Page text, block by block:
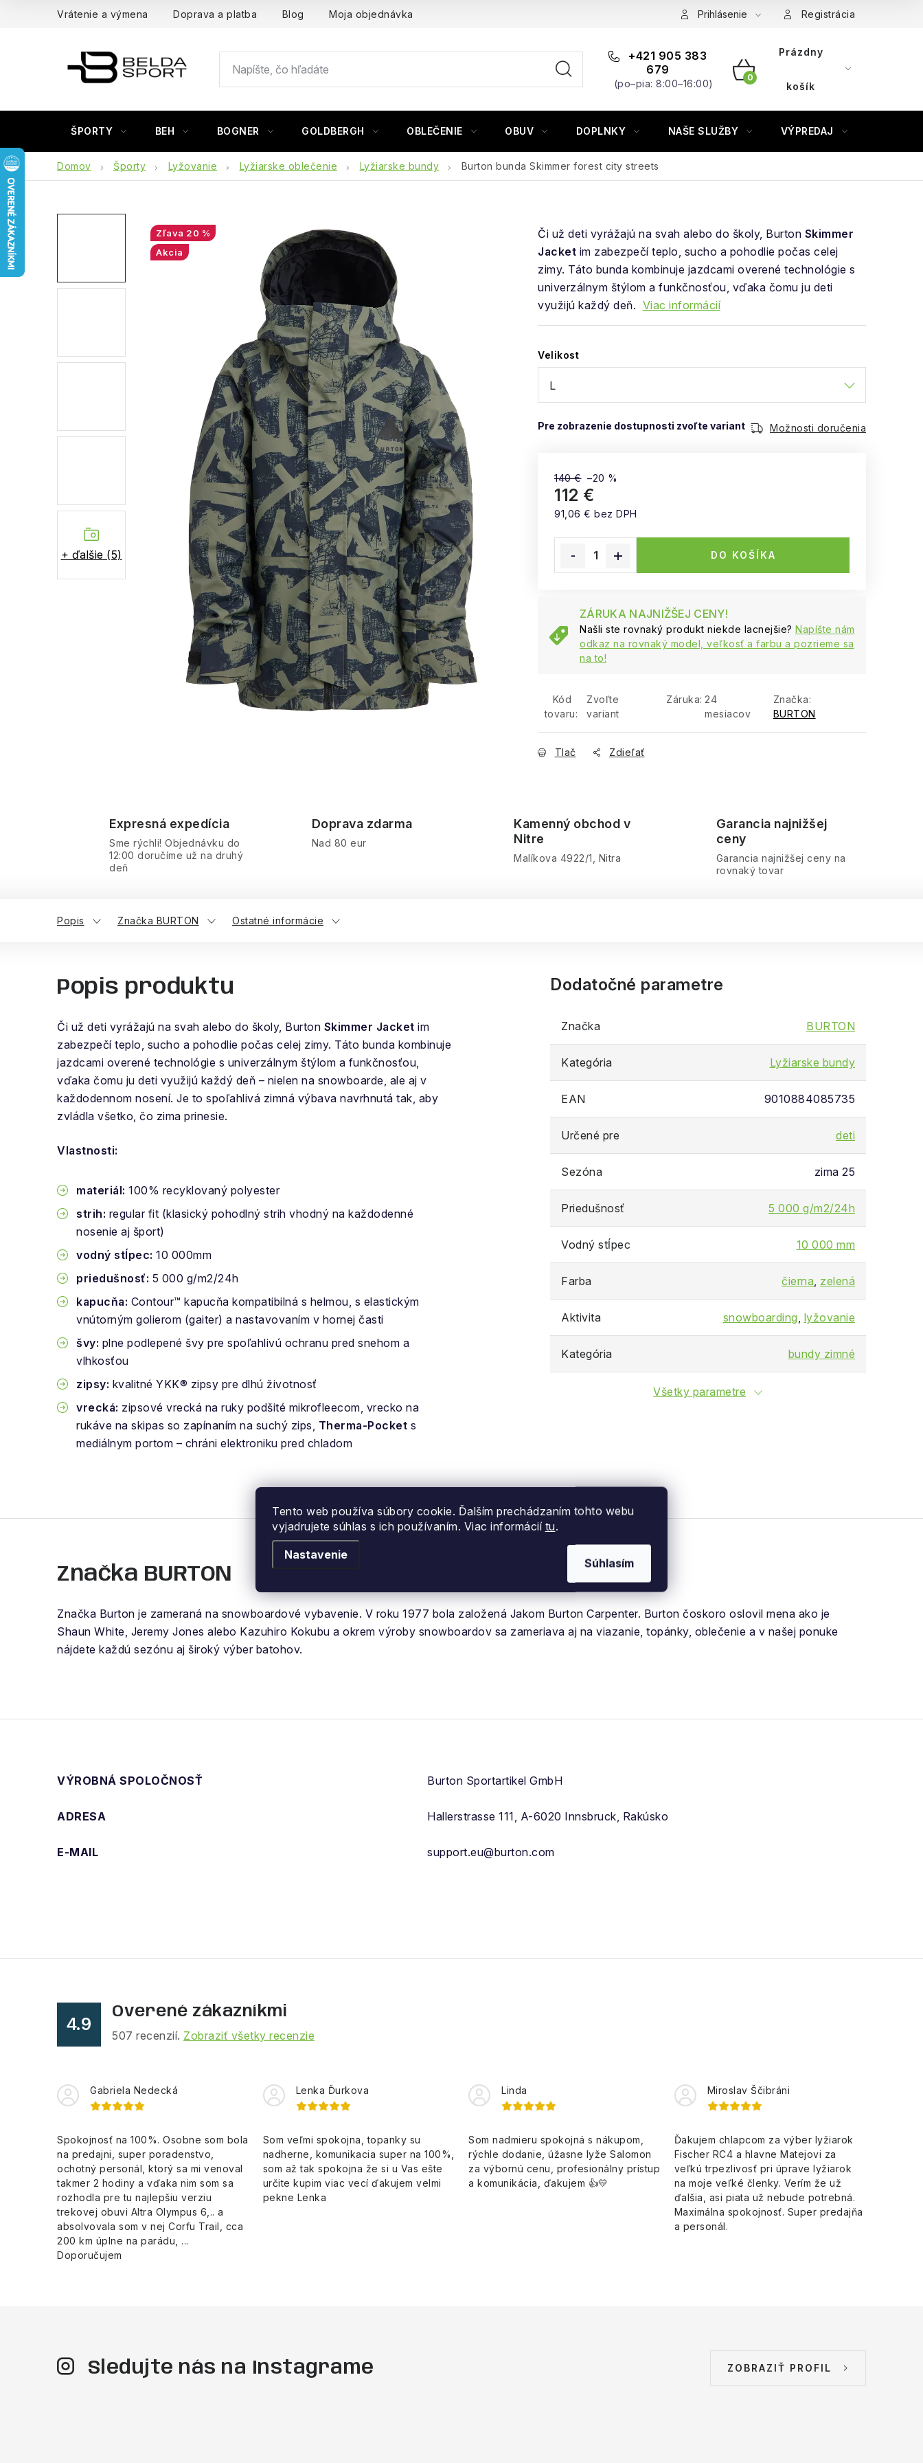
Tento web používa súbory cookie. Ďalším prechádzaním tohto webu
vyjadrujete súhlas s ich používaním. Viac informácií tu.
Nastavenie
Súhlasím
Vrátenie a výmena Doprava a platba Blog Moja objednávka Prihlásenie Registrácia
+421 905 383
679
(po–pia: 8:00–16:00) NÁKUPNÝ
Prázdny
košík
ŠPORTY BEH BOGNER GOLDBERGH OBLEČENIE OBUV DOPLNKY NAŠE SLUŽBY VÝPREDAJ
Domov Športy Lyžovanie Lyžiarske oblečenie Lyžiarske bundy Burton bunda Skimmer forest city streets
+ ďalšie (5)
Či už deti vyrážajú na svah alebo do školy, Burton Skimmer
Jacket im zabezpečí teplo, sucho a pohodlie počas celej
zimy. Táto bunda kombinuje jazdcami overené technológie s
univerzálnym štýlom a funkčnosťou, vďaka čomu ju deti
využijú každý deň. Viac informácií
Velikost
Možnosti doručenia
140 € –20 %
112 €
91,06 € bez DPH
DO KOŠÍKA
ZÁRUKA NAJNIŽŠEJ CENY!
Našli ste rovnaký produkt niekde lacnejšie? Napíšte nám
odkaz na rovnaký model, veľkosť a farbu a pozrieme sa
na to!
Kód
tovaru:
Zvoľte
variant
Záruka: 24
mesiacov
Značka:
BURTON
Tlač Zdieľať
20 %
Akcia
Expresná expedícia
Sme rýchli! Objednávku do
12:00 doručíme už na druhý
deň
Doprava zdarma
Nad 80 eur
Kamenný obchod v
Nitre
Malíkova 4922/1, Nitra
Garancia najnižšej
ceny
Garancia najnižšej ceny na
rovnaký tovar
Popis Značka BURTON Ostatné informácie
Popis produktu
Či už deti vyrážajú na svah alebo do školy, Burton Skimmer Jacket im
zabezpečí teplo, sucho a pohodlie počas celej zimy. Táto bunda kombinuje
jazdcami overené technológie s univerzálnym štýlom a funkčnosťou,
vďaka čomu ju deti využijú každý deň – nielen na snowboarde, ale aj v
každodennom nosení. Je to spoľahlivá zimná výbava navrhnutá tak, aby
zvládla všetko, čo zima prinesie.
Vlastnosti:
materiál: 100% recyklovaný polyester
strih: regular fit (klasický pohodlný strih vhodný na každodenné
nosenie aj šport)
vodný stĺpec: 10 000mm
priedušnosť: 5 000 g/m2/24h
kapucňa: Contour™ kapucňa kompatibilná s helmou, s elastickým
vnútorným golierom (gaiter) a nastavovaním v hornej časti
švy: plne podlepené švy pre spoľahlivú ochranu pred snehom a
vlhkosťou
zipsy: kvalitné YKK® zipsy pre dlhú životnosť
vrecká: zipsové vrecká na ruky podšité mikrofleecom, vrecko na
rukáve na skipas so zapínaním na suchý zips, Therma-Pocket s
mediálnym portom – chráni elektroniku pred chladom
Dodatočné parametre
Značka BURTON
Kategória Lyžiarske bundy
EAN 9010884085735
Určené pre deti
Sezóna zima 25
Priedušnosť 5 000 g/m2/24h
Vodný stĺpec 10 000 mm
Farba čierna, zelená
Aktivita snowboarding, lyžovanie
Kategória bundy zimné
Všetky parametre
Značka BURTON
Značka Burton je zameraná na snowboardové vybavenie. V roku 1977 bola založená Jakom Burton Carpenter. Burton čoskoro oslovil mena ako je
Shaun White, Jeremy Jones alebo Kazuhiro Kokubu a okrem výroby snowboardov sa zameriava aj na viazanie, topánky, oblečenie a v našej ponuke
nájdete každú sezónu aj široký výber batohov.
VÝROBNÁ SPOLOČNOSŤ Burton Sportartikel GmbH
ADRESA Hallerstrasse 111, A-6020 Innsbruck, Rakúsko
E-MAIL support.eu@burton.com
4.9
Overené zákazníkmi
507 recenzií. Zobraziť všetky recenzie
Gabriela Nedecká
Spokojnosť na 100%. Osobne som bola
na predajni, super poradenstvo,
ochotný personál, ktorý sa mi venoval
takmer 2 hodiny a vďaka nim som sa
rozhodla pre tu najlepšiu verziu
trekovej obuvi Altra Olympus 6,.. a
absolvovala som v nej Corfu Trail, cca
200 km úplne na parádu, ...
Doporučujem
Lenka Ďurkova
Som veľmi spokojna, topanky su
nadherne, komunikacia super na 100%,
som až tak spokojna že si u Vas ešte
určite kupim viac vecí ďakujem velmi
pekne Lenka
Linda
Som nadmieru spokojná s nákupom,
rýchle dodanie, úžasne lyže Salomon
za výbornú cenu, profesionálny prístup
a komunikácia, ďakujem 👍💛
Miroslav Ščibráni
Ďakujem chlapcom za výber lyžiarok
Fischer RC4 a hlavne Matejovi za
veľkú trpezlivosť pri úprave lyžiarok
na moje veľké členky. Verím že už
ďalšia, asi piata už nebude potrebná.
Maximálna spokojnosť. Super predajňa
a personál.
Sledujte nás na Instagrame ZOBRAZIŤ PROFIL